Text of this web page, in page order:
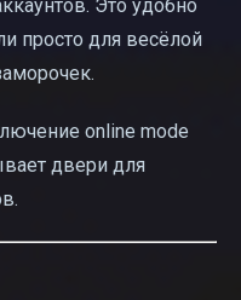
Это удобно
просто для весёлой
online mode
двери для